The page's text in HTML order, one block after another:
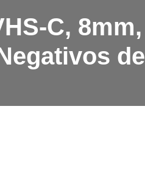
C, 8mm,
de